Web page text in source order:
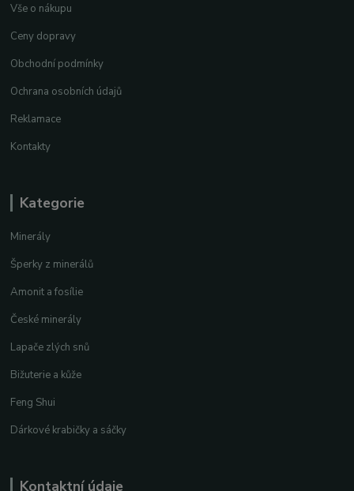
Vše o nákupu
Ceny dopravy
Obchodní podmínky
Ochrana osobních údajů
Reklamace
Kontakty
Kategorie
Minerály
Šperky z minerálů
Amonit a fosílie
České minerály
Lapače zlých snů
Bižuterie a kůže
Feng Shui
Dárkové krabičky a sáčky
Kontaktní údaje